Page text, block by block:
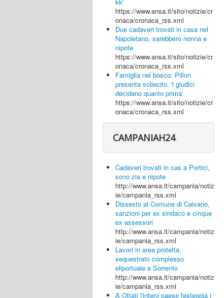
https://www.ansa.it/sito/notizie/cr
onaca/cronaca_rss.xml
Due cadaveri trovati in casa nel
Napoletano, sarebbero nonna e
nipote
https://www.ansa.it/sito/notizie/cr
onaca/cronaca_rss.xml
Famiglia nel bosco: Pillon
presenta sollecito, 'i giudici
decidano quanto prima'
https://www.ansa.it/sito/notizie/cr
onaca/cronaca_rss.xml
CAMPANIAH24
Cadaveri trovati in cas a Portici,
sono zia e nipote
http://www.ansa.it/campania/notiz
ie/campania_rss.xml
Dissesto al Comune di Caivano,
sanzioni per ex sindaco e cinque
ex assessori
http://www.ansa.it/campania/notiz
ie/campania_rss.xml
Lavori in area protetta,
sequestrato complesso
eliportuale a Sorrento
http://www.ansa.it/campania/notiz
ie/campania_rss.xml
A Ottati l'intero paese festeggia i